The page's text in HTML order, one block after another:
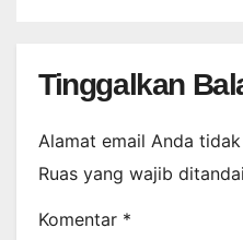
Tinggalkan
Alamat email Anda
Ruas yang wajib ditandai
Komentar *